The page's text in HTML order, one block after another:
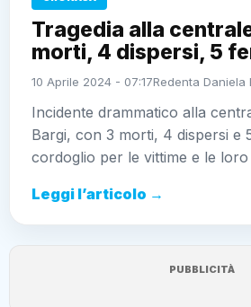
Tragedia alla
morti, 4 dispersi, 5
10 Aprile 2024 - 07:17Redenta Daniela
Incidente drammatico alla
Bargi, con 3 morti, 4 dispersi e
cordoglio per le vittime e le loro
Leggi l’articolo →
PUBBLICITÀ